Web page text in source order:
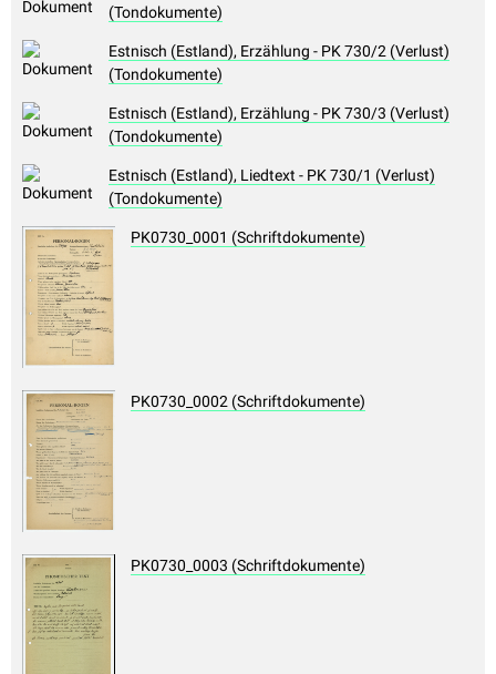
(Tondokumente)
Estnisch (Estland), Erzählung - PK 730/2 (Verlust)
(Tondokumente)
Estnisch (Estland), Erzählung - PK 730/3 (Verlust)
(Tondokumente)
Estnisch (Estland), Liedtext - PK 730/1 (Verlust)
(Tondokumente)
PK0730_0001 (Schriftdokumente)
PK0730_0002 (Schriftdokumente)
PK0730_0003 (Schriftdokumente)